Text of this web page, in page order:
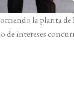
la planta
de intereses